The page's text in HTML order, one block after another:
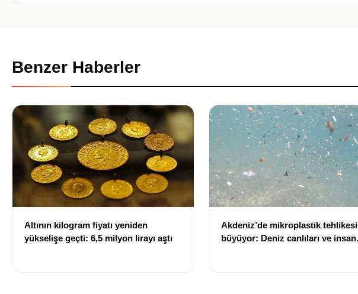
Benzer Haberler
Altının kilogram fiyatı yeniden
yükselişe geçti: 6,5 milyon lirayı aştı
Akdeniz’de mikroplastik tehlikesi
büyüyor: Deniz canlıları ve insan